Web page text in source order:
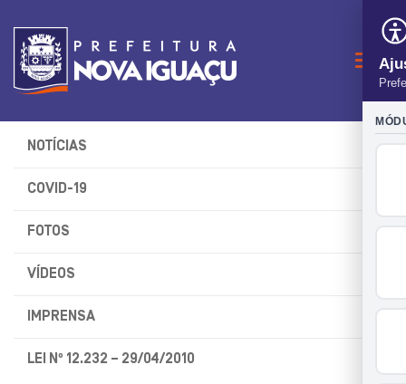
NOTÍCIAS
COVID-19
FOTOS
VÍDEOS
IMPRENSA
LEI Nº 12.232 – 29/04/2010